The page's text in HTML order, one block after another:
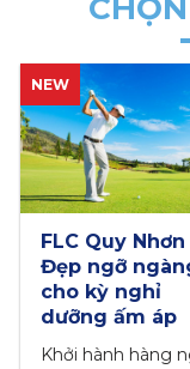
Nhơn 5* -
ngàng
áp
hàng ngày.